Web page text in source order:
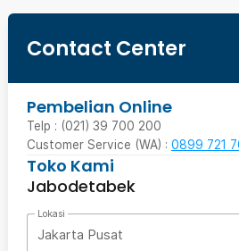
Contact Center
Pembelian Online
Telp : (021) 39 700 200
Customer Service (WA) : 0899 721
Toko Kami
Jabodetabek
Lokasi
Jakarta Pusat